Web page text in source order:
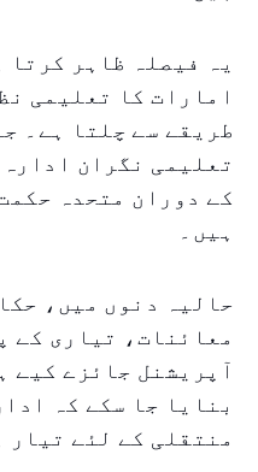
یہ فیصلہ ظاہر کرتا
امارات کا تعلیمی
طریقے سے چلتا ہے۔
تعلیمی نگران
کے دوران متحدہ
ہیں۔
حالیہ دنوں میں،
معائنات، تیاری کے
آپریشنل جائزے کیے
بنایا جا سکے کہ
منتقلی کے لئے تیار